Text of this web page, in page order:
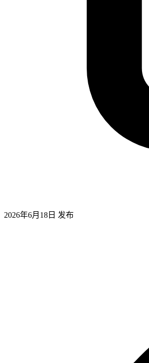
2026年6月18日 发布